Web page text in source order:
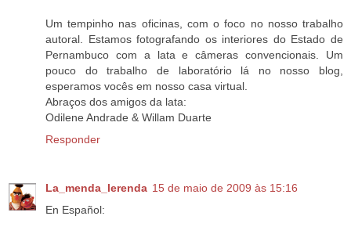
Um tempinho nas oficinas, com o foco no nosso trabalho
autoral. Estamos fotografando os interiores do Estado de
Pernambuco com a lata e câmeras convencionais. Um
pouco do trabalho de laboratório lá no nosso blog,
esperamos vocês em nosso casa virtual.
Abraços dos amigos da lata:
Odilene Andrade & Willam Duarte
Responder
La_menda_lerenda 15 de maio de 2009 às 15:16
En Español: